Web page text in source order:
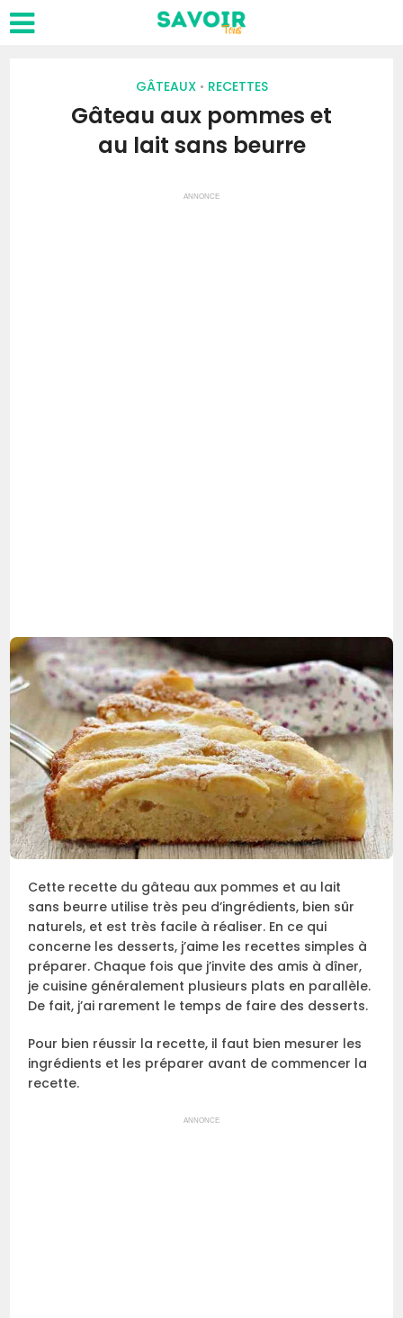
GÂTEAUX • RECETTES
Gâteau aux pommes et
au lait sans beurre
ANNONCE
Cette recette du gâteau aux pommes et au lait
sans beurre utilise très peu d’ingrédients, bien sûr
naturels, et est très facile à réaliser. En ce qui
concerne les desserts, j’aime les recettes simples à
préparer. Chaque fois que j’invite des amis à dîner,
je cuisine généralement plusieurs plats en parallèle.
De fait, j’ai rarement le temps de faire des desserts.
Pour bien réussir la recette, il faut bien mesurer les
ingrédients et les préparer avant de commencer la
recette.
ANNONCE